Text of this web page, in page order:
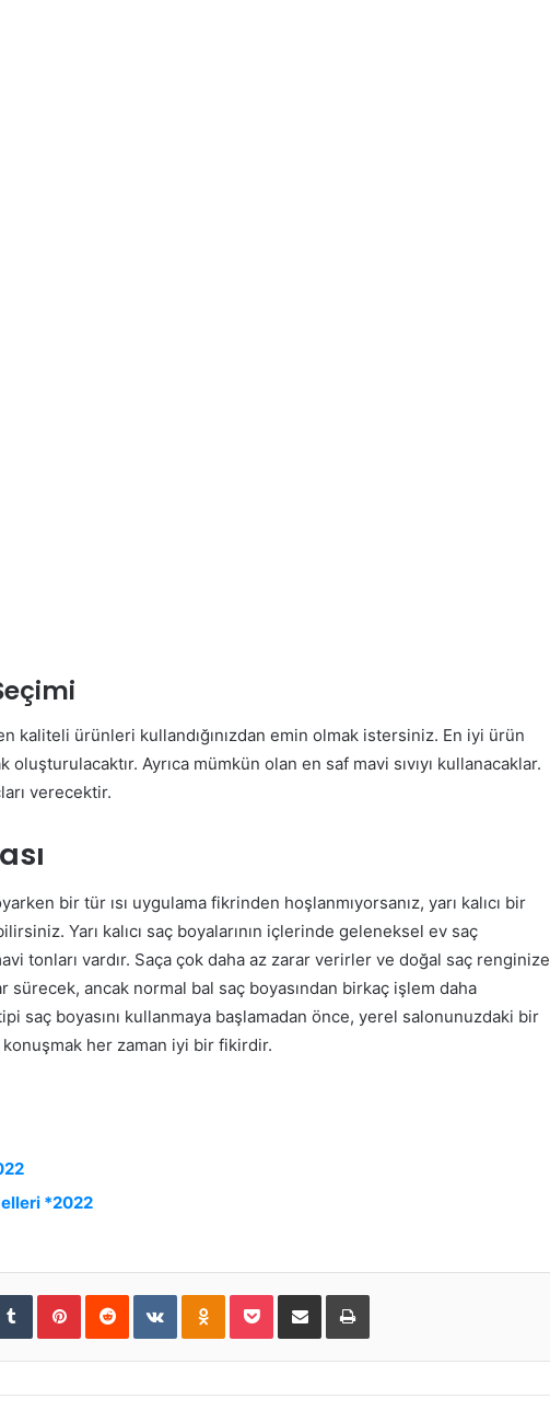
kaliteli ürünleri kullandığınızdan emin olmak istersiniz. En iyi ürün
Ayrıca mümkün olan en saf mavi sıvıyı kullanacaklar.
verecektir.
bir tür ısı uygulama fikrinden hoşlanmıyorsanız, yarı kalıcı bir
Yarı kalıcı saç boyalarının içlerinde geleneksel ev saç
tonları vardır. Saça çok daha az zarar verirler ve doğal saç renginize
sürecek, ancak normal bal saç boyasından birkaç işlem daha
saç boyasını kullanmaya başlamadan önce, yerel salonunuzdaki bir
her zaman iyi bir fikirdir.
*2022
TumblrPinterestReddit VKontakteOdnoklassniki
PocketE-Posta ile paylaş Yazdır